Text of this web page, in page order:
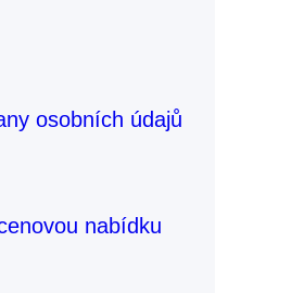
osobních údajů
nabídku